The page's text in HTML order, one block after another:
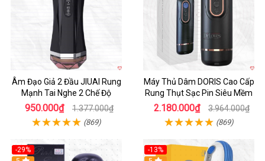
Âm Đạo Giả 2 Đầu JIUAI Rung
Mạnh Tai Nghe 2 Chế Độ
950.000₫ 1.377.000₫
(869)
Máy Thủ Dâm DORIS Cao Cấp
Rung Thụt Sạc Pin Siêu Mềm
2.180.000₫ 3.964.000₫
(869)
-29%
-13%